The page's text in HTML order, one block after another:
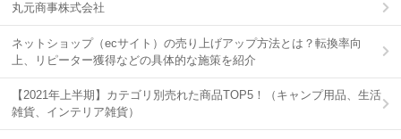
丸元商事株式会社
ネットショップ（ecサイト）の売り上げアップ方法とは？転換率向
上、リピーター獲得などの具体的な施策を紹介
【2021年上半期】カテゴリ別売れた商品TOP5！（キャンプ用品、生活
雑貨、インテリア雑貨）